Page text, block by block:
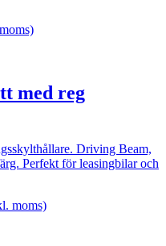
med reg
Driving Beam,
Perfekt för leasingbilar och
moms)